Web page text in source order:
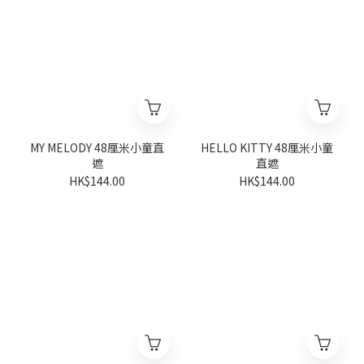
MY MELODY 48厘米小童直
遮
HK$144.00
HELLO KITTY 48厘米小童
直遮
HK$144.00